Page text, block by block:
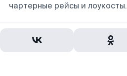
чартерные рейсы и лоукосты.